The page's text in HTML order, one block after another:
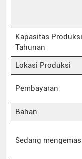
Kapasitas Produksi
Tahunan
Lokasi Produksi
Pembayaran
Bahan
Sedang mengemas